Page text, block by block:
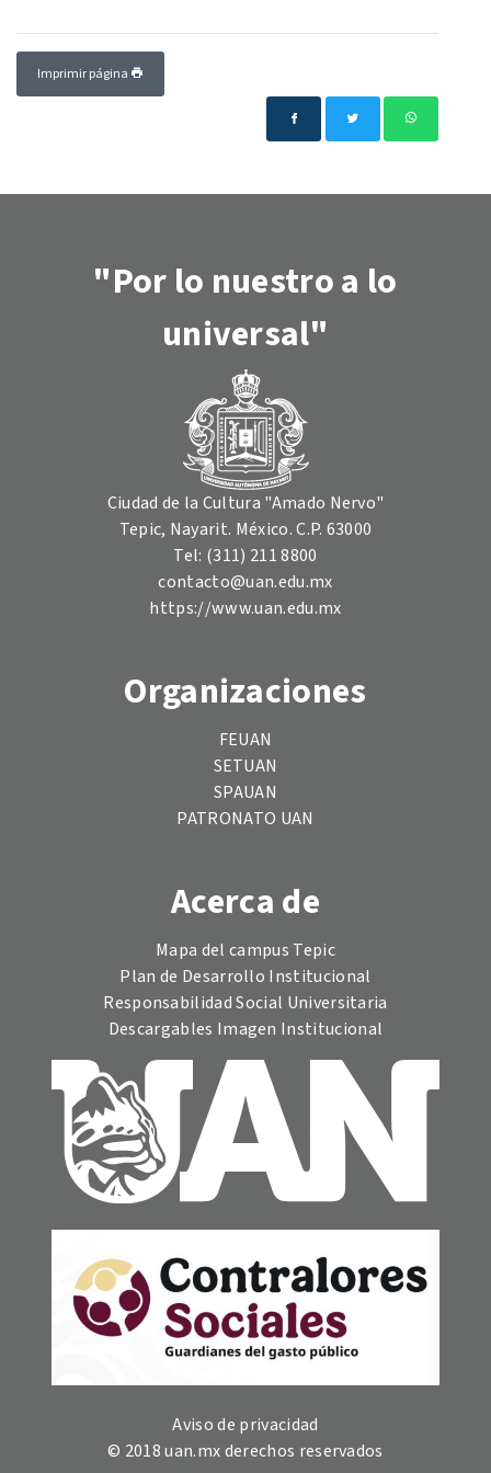
Imprimir página
"Por lo nuestro a lo
universal"
Ciudad de la Cultura "Amado Nervo"
Tepic, Nayarit. México. C.P. 63000
Tel: (311) 211 8800
contacto@uan.edu.mx
https://www.uan.edu.mx
Organizaciones
FEUAN
SETUAN
SPAUAN
PATRONATO UAN
Acerca de
Mapa del campus Tepic
Plan de Desarrollo Institucional
Responsabilidad Social Universitaria
Descargables Imagen Institucional
Aviso de privacidad
© 2018 uan.mx derechos reservados